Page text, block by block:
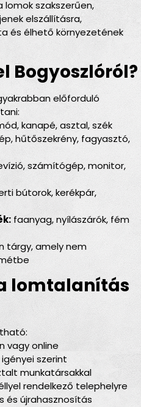
lomok szakszerűen,
elszállításra,
és élhető környezetének
Bogyoszlóról?
előforduló
kanapé, asztal, szék
hűtőszekrény, fagyasztó,
számítógép, monitor,
bútorok, kerékpár,
faanyag, nyílászárók, fém
tárgy, amely nem
lomtalanítás
vagy online
szerint
munkatársakkal
rendelkező telephelyre
és újrahasznosítás